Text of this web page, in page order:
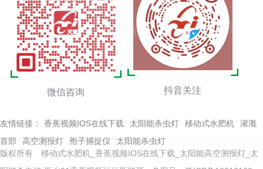
微信咨询 抖音关注
友情链接： 香蕉视频IOS在线下载 太阳能杀虫灯 移动式水肥机
灌溉
首部
高空测报灯 孢子捕捉仪
太阳能杀虫灯
版权所有 移动式水肥机_香蕉视频IOS在线下载_太阳能高空测报灯_太